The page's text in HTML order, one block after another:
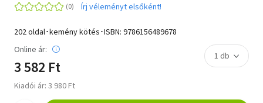
Írj véleményt elsőként!
202 oldal･kemény kötés･ISBN: 9786156489678
Online ár:
3 582 Ft
Kiadói ár: 3 980 Ft